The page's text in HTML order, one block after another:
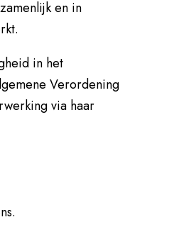
en in
in het
Verordening
via haar